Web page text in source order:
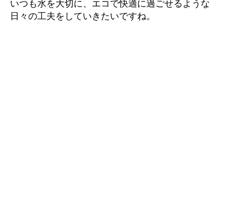
いつも水を大切に、エコで快適に過ごせるような
日々の工夫をしていきたいですね。